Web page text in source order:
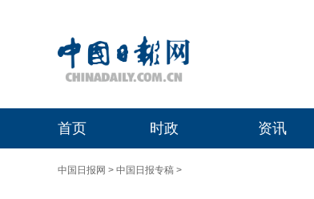
首页 时政 资讯
中国日报网 > 中国日报专稿 >